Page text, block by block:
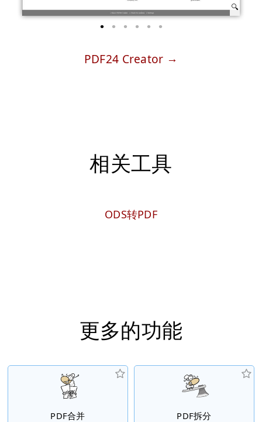
PDF24 Creator
相关工具
ODS转PDF
更多的功能
PDF合并 PDF拆分